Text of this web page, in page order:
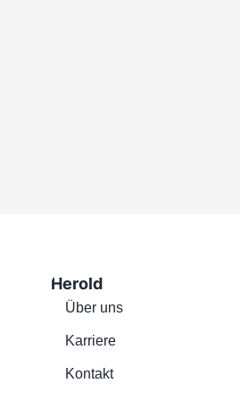
Herold
Über uns
Karriere
Kontakt